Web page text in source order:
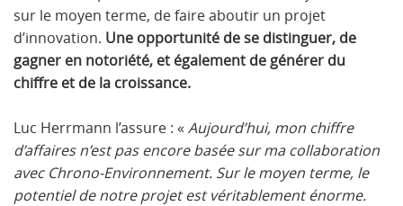
sur le moyen terme, de faire aboutir un projet
d’innovation. Une opportunité de se distinguer, de
gagner en notoriété, et également de générer du
chiffre et de la croissance.
Luc Herrmann l’assure : « Aujourd’hui, mon chiffre
d’affaires n’est pas encore basée sur ma collaboration
avec Chrono-Environnement. Sur le moyen terme, le
potentiel de notre projet est véritablement énorme.